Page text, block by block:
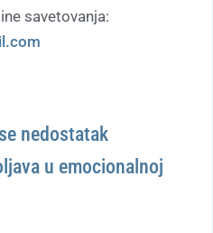
savetovanja:
nedostatak
u emocionalnoj